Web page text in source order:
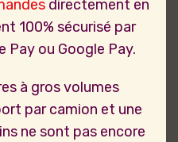
directement en
100% sécurisé par
Pay ou Google Pay.
à gros volumes
par camion et une
ne sont pas encore